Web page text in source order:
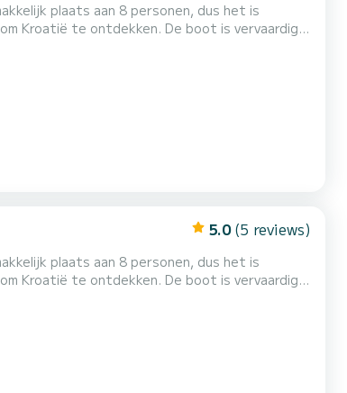
plaats aan 8 personen, dus het is
De boot is vervaardigd
kunt bereiken. U vindt er ook een
Op het dek zijn er biminitop voor
5.0 (5 reviews)
plaats aan 8 personen, dus het is
De boot is vervaardigd
kunt bereiken. U vindt er ook een
Op het dek zijn er biminitop voor